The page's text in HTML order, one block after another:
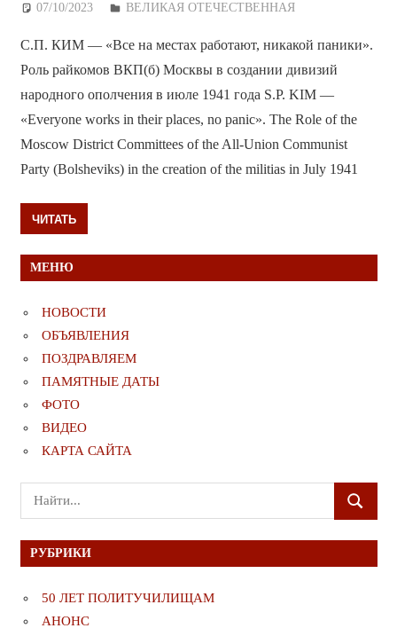
07/10/2023 Дежурный по Редакции
ВЕЛИКАЯ ОТЕЧЕСТВЕННАЯ
С.П. КИМ — «Все на местах работают, никакой паники».
Роль райкомов ВКП(б) Москвы в создании дивизий
народного ополчения в июле 1941 года S.P. KIM —
«Everyone works in their places, no panic». The Role of the
Moscow District Committees of the All-Union Communist
Party (Bolsheviks) in the creation of the militias in July 1941
ЧИТАТЬ
МЕНЮ
НОВОСТИ
ОБЪЯВЛЕНИЯ
ПОЗДРАВЛЯЕМ
ПАМЯТНЫЕ ДАТЫ
ФОТО
ВИДЕО
КАРТА САЙТА
Поиск
для:
ПОИСК
РУБРИКИ
50 ЛЕТ ПОЛИТУЧИЛИЩАМ
АНОНС